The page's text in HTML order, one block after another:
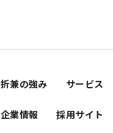
折兼の強み サービス
企業情報 採用サイト